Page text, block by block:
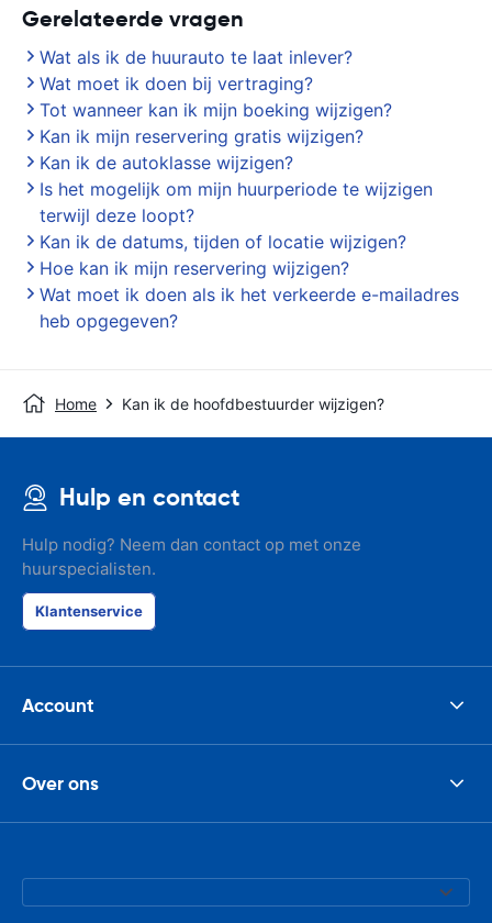
Gerelateerde vragen
Wat als ik de huurauto te laat inlever?
Wat moet ik doen bij vertraging?
Tot wanneer kan ik mijn boeking wijzigen?
Kan ik mijn reservering gratis wijzigen?
Kan ik de autoklasse wijzigen?
Is het mogelijk om mijn huurperiode te wijzigen
terwijl deze loopt?
Kan ik de datums, tijden of locatie wijzigen?
Hoe kan ik mijn reservering wijzigen?
Wat moet ik doen als ik het verkeerde e-mailadres
heb opgegeven?
Home Kan ik de hoofdbestuurder wijzigen?
Hulp en contact
Hulp nodig? Neem dan contact op met onze
huurspecialisten.
Klantenservice
Account
Over ons